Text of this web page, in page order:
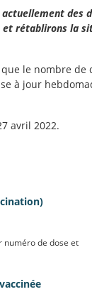
des
et rétablirons la
le nombre de
à jour
avril 2022.
numéro de dose et